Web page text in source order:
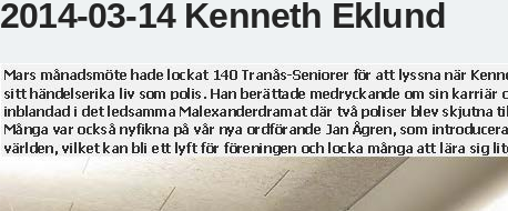
2014-03-14 Kenneth Eklund